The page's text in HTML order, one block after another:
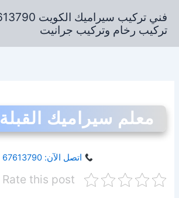
المحتوى
تركيب رخام وتركيب جرانيت
معلم سيراميك القبلة
اتصل الآن: 67613790
Rate this post